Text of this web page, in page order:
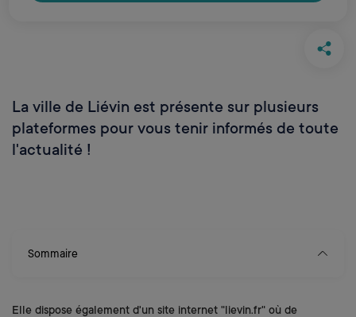
La ville de Liévin est présente sur plusieurs
plateformes pour vous tenir informés de toute
l'actualité !
Sommaire
Elle dispose également d'un site internet "lievin.fr" où de